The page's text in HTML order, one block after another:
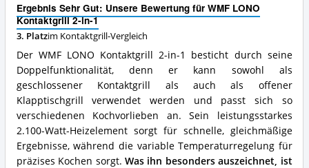
Ergebnis Sehr Gut: Unsere Bewertung für WMF LONO
Kontaktgrill 2-in-1
3. Platzim Kontaktgrill-Vergleich
Der WMF LONO Kontaktgrill 2-in-1 besticht durch seine
Doppelfunktionalität, denn er kann sowohl als
geschlossener Kontaktgrill als auch als offener
Klapptischgrill verwendet werden und passt sich so
verschiedenen Kochvorlieben an. Sein leistungsstarkes
2.100-Watt-Heizelement sorgt für schnelle, gleichmäßige
Ergebnisse, während die variable Temperaturregelung für
präzises Kochen sorgt.Was ihn besonders auszeichnet, ist
in-
1
Vorteile:
Was
spricht
für
diesen
Kontaktgrill?